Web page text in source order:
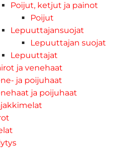
Poijut, ketjut ja painot
Poijut
Lepuuttajansuojat
Lepuuttajan suojat
Lepuuttajat
ja venehaat
ja poijuhaat
ja poijuhaat